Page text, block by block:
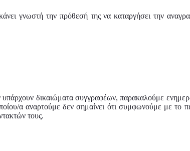
γνωστή την πρόθεσή της να καταργήσει την
υπάρχουν δικαιώματα συγγραφέων, παρακαλούμε
α αναρτούμε δεν σημαίνει ότι συμφωνούμε με το
τους.